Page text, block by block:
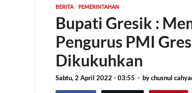
BERITA/ PEMERINTAHAN
Bupati Gresik :
Pengurus PMI
Dikukuhkan
Sabtu, 2 April 2022 - 03:55 - bychusnul